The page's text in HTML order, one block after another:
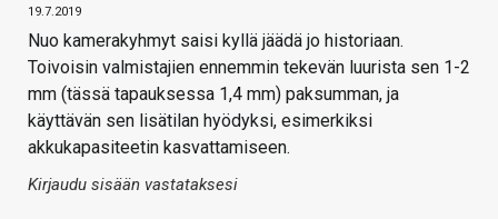
19.7.2019
Nuo kamerakyhmyt saisi kyllä jäädä jo historiaan.
Toivoisin valmistajien ennemmin tekevän luurista sen 1-2
mm (tässä tapauksessa 1,4 mm) paksumman, ja
käyttävän sen lisätilan hyödyksi, esimerkiksi
akkukapasiteetin kasvattamiseen.
Kirjaudu sisään vastataksesi